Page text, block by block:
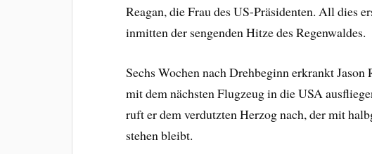
Reagan, die Frau des US-Präsidenten. All dies
inmitten der sengenden Hitze des Regenwaldes.
Sechs Wochen nach Drehbeginn erkrankt
mit dem nächsten Flugzeug in die USA
ruft er dem verdutzten Herzog nach, der mit
stehen bleibt.